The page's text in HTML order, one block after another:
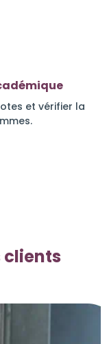
et vérifier la
clients